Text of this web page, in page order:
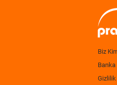
Biz
Banka